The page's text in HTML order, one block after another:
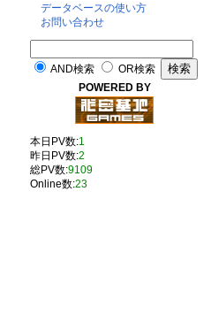
データベースの使い方
お問い合わせ
AND検索
OR検索
POWERED BY
本日PV数:1
昨日PV数:2
総PV数:9109
Online数:23